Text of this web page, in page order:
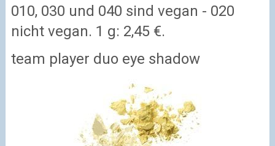
010, 030 und 040 sind vegan - 020
nicht vegan. 1 g: 2,45 €.
team player duo eye shadow